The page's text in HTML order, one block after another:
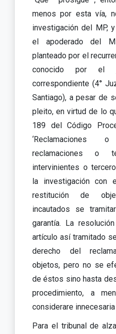
menos por esta vía,
investigación del MP,
el apoderado del
planteado por el
conocido por el
correspondiente (4°
Santiago), a pesar de
pleito, en virtud de lo
189 del Código
‘Reclamaciones
reclamaciones o
intervinientes o
la investigación con
restitución de
incautados se
garantía. La
artículo así tramitado
derecho del
objetos, pero no se
de éstos sino hasta
procedimiento, a
considerare innecesaria
Para el tribunal de